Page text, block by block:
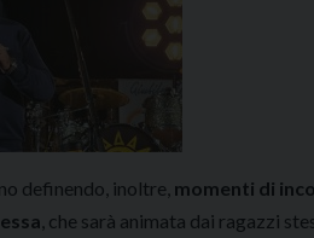
definendo, inoltre, momenti di
, che sarà animata dai ragazzi